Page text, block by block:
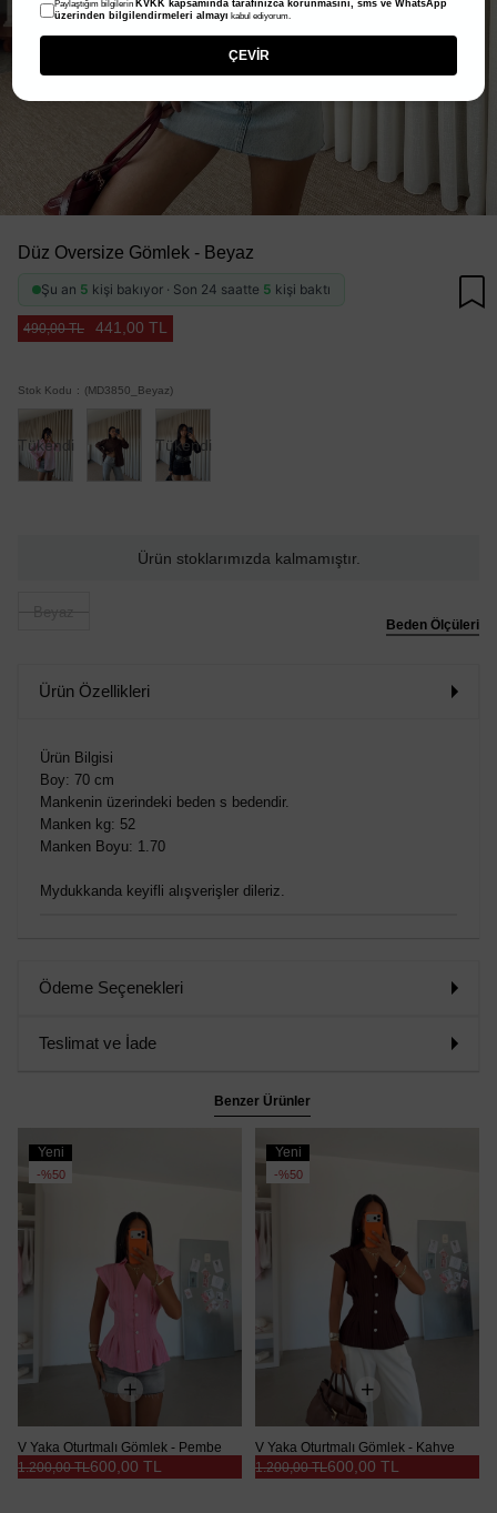
Düz Oversize Gömlek - Beyaz
Şu an 5 kişi bakıyor · Son 24 saatte 5 kişi baktı
490,00 TL 441,00 TL
Stok Kodu (MD3850_Beyaz)
Tükendi Tükendi
Ürün stoklarımızda kalmamıştır.
Beden Ölçüleri
Ürün Özellikleri
Ürün Bilgisi
Boy: 70 cm
Mankenin üzerindeki beden s bedendir.
Manken kg: 52
Manken Boyu: 1.70
Mydukkanda keyifli alışverişler dileriz.
Ödeme Seçenekleri
Teslimat ve İade
Benzer Ürünler
Yeni
Ürün
%50
V Yaka Oturtmalı Gömlek - Pembe
600,00 TL
1.200,00 TL
Yeni
Ürün
%50
V Yaka Oturtmalı Gömlek - Kahve
600,00 TL
1.200,00 TL
Paylaştığım bilgilerin KVKK kapsamında tarafınızca korunmasını, sms ve WhatsApp
üzerinden bilgilendirmeleri almayı kabul ediyorum.
ÇEVİR